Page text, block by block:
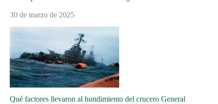
30 de marzo de 2025
Qué factores llevaron al hundimiento del crucero General